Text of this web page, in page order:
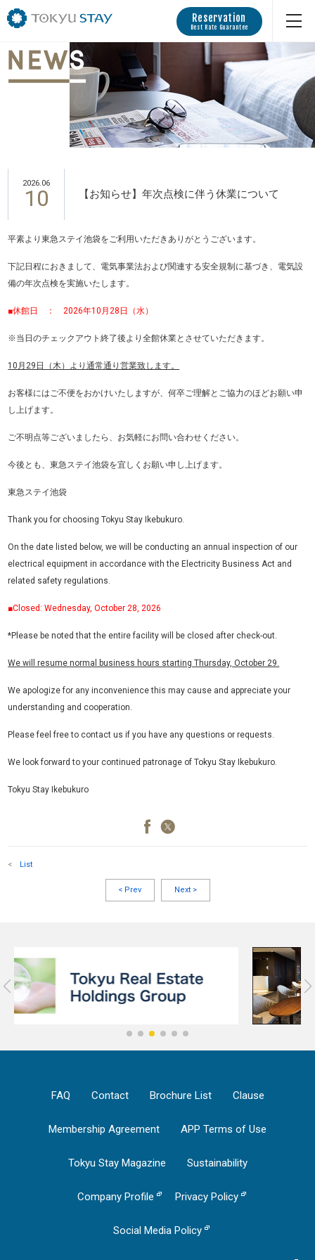
Reservation
Best Rate Guarantee
2026.06
10 【お知らせ】年次点検に伴う休業について
平素より東急ステイ池袋をご利用いただきありがとうございます。
下記日程におきまして、電気事業法および関連する安全規制に基づき、電気設
備の年次点検を実施いたします。
■休館日 ： 2026年10月28日（水）
※当日のチェックアウト終了後より全館休業とさせていただきます。
10月29日（木）より通常通り営業致します。
お客様にはご不便をおかけいたしますが、何卒ご理解とご協力のほどお願い申
し上げます。
ご不明点等ございましたら、お気軽にお問い合わせください。
今後とも、東急ステイ池袋を宜しくお願い申し上げます。
東急ステイ池袋
Thank you for choosing Tokyu Stay Ikebukuro.
On the date listed below, we will be conducting an annual inspection of our
electrical equipment in accordance with the Electricity Business Act and
related safety regulations.
■Closed: Wednesday, October 28, 2026
*Please be noted that the entire facility will be closed after check-out.
We will resume normal business hours starting Thursday, October 29.
We apologize for any inconvenience this may cause and appreciate your
understanding and cooperation.
Please feel free to contact us if you have any questions or requests.
We look forward to your continued patronage of Tokyu Stay Ikebukuro.
Tokyu Stay Ikebukuro
< List
< Prev Next >
FAQ Contact Brochure List Clause
Membership Agreement APP Terms of Use
Tokyu Stay Magazine Sustainability
Company Profile Privacy Policy
Social Media Policy